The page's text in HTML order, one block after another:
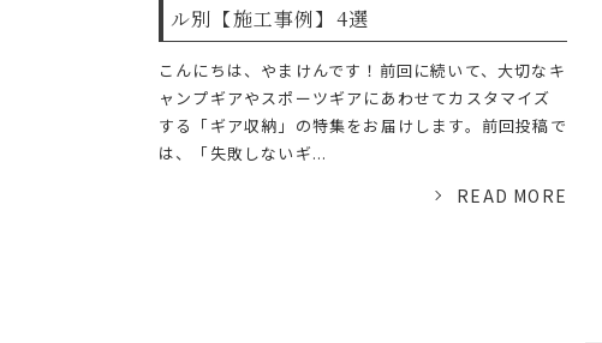
ル別【施工事例】4選
こんにちは、やまけんです！前回に続いて、大切なキ
ャンプギアやスポーツギアにあわせてカスタマイズ
する「ギア収納」の特集をお届けします。前回投稿で
は、「失敗しないギ...
READ MORE